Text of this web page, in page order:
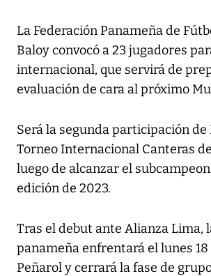
La Federación Panameña de
Baloy convocó a 23 jugadores
internacional, que servirá de
evaluación de cara al próximo
Será la segunda participación de
Torneo Internacional Canteras
luego de alcanzar el
edición de 2023.
Tras el debut ante Alianza Lima,
panameña enfrentará el lunes 18
Peñarol y cerrará la fase de